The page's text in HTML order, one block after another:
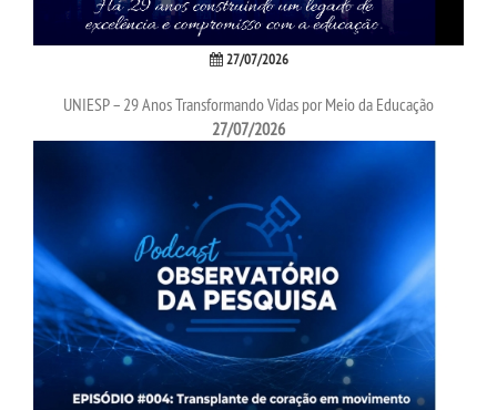
27/07/2026
UNIESP – 29 Anos Transformando Vidas por Meio da Educação
27/07/2026